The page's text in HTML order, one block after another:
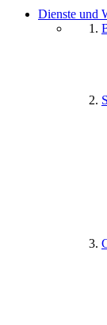
Dienste und